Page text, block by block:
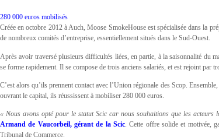
280 000 euros mobilisés
Créée en octobre 2012 à Auch, Moose SmokeHouse est spécialisée dans la
de nombreux comités d’entreprise, essentiellement situés dans le Sud-Ouest.
Après avoir traversé plusieurs difficultés liées, en partie, à la saisonnalité du
se forme rapidement. Il se compose de trois anciens salariés, et est rejoint par
C’est alors qu’ils prennent contact avec l’Union régionale des Scop.
ouvrant le capital, ils réussissent à mobiliser 280 000 euros.
« Nous avons opté pour le statut Scic car nous souhaitions que les
Armand de Vaucorbeil, gérant de la Scic. Cette offre solide et motivée,
Tribunal de Commerce.